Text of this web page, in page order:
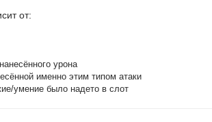
от:
урона
именно этим типом атаки
умение было надето в слот